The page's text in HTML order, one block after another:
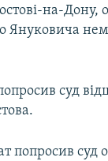
на-Дону,
Януковича
суд
попросив суд